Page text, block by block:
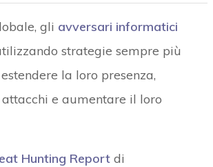
gli avversari informatici
strategie sempre più
la loro presenza,
e aumentare il loro
Hunting Reportdi